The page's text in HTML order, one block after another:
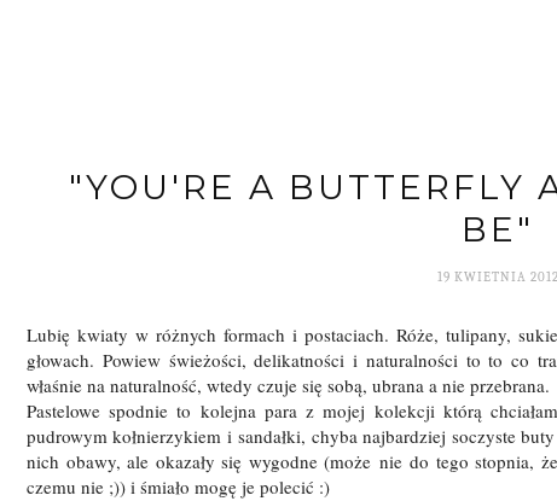
"YOU'RE A BUTTERFLY
BE"
19 KWIETNIA 2012
Lubię kwiaty w różnych formach i postaciach. Róże, tulipany,
głowach. Powiew świeżości, delikatności i naturalności to to co
właśnie na naturalność, wtedy czuje się sobą, ubrana a nie przebrana.
Pastelowe spodnie to kolejna para z mojej kolekcji którą
pudrowym kołnierzykiem i sandałki, chyba najbardziej soczyste
nich obawy, ale okazały się wygodne (może nie do tego stopnia,
czemu nie ;)) i śmiało mogę je polecić :)